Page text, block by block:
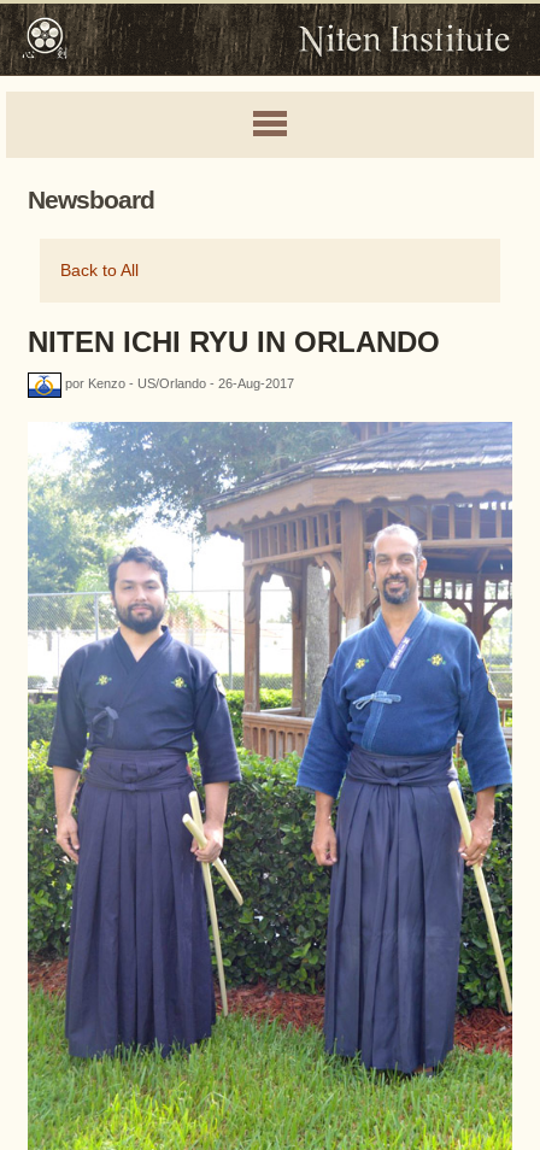
Newsboard
Back to All
NITEN ICHI RYU IN ORLANDO
por Kenzo - US/Orlando - 26-Aug-2017